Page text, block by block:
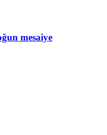
mesaiye